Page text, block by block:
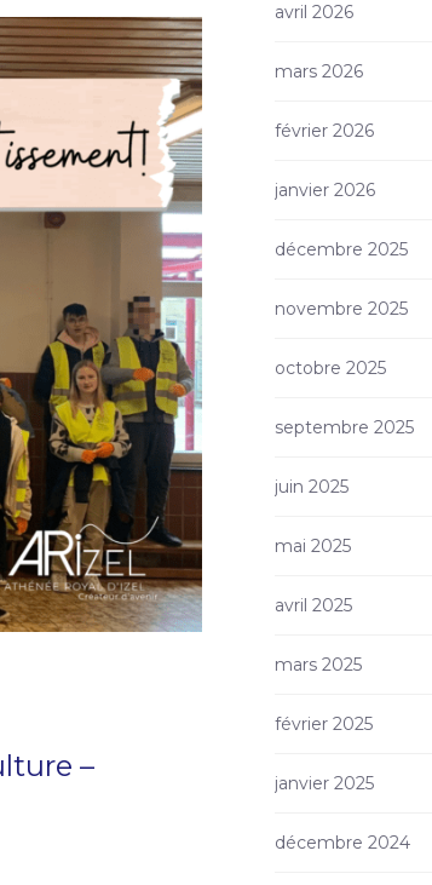
–
avril 2026
mars 2026
février 2026
janvier 2026
décembre 2025
novembre 2025
octobre 2025
septembre 2025
juin 2025
mai 2025
avril 2025
mars 2025
février 2025
janvier 2025
décembre 2024